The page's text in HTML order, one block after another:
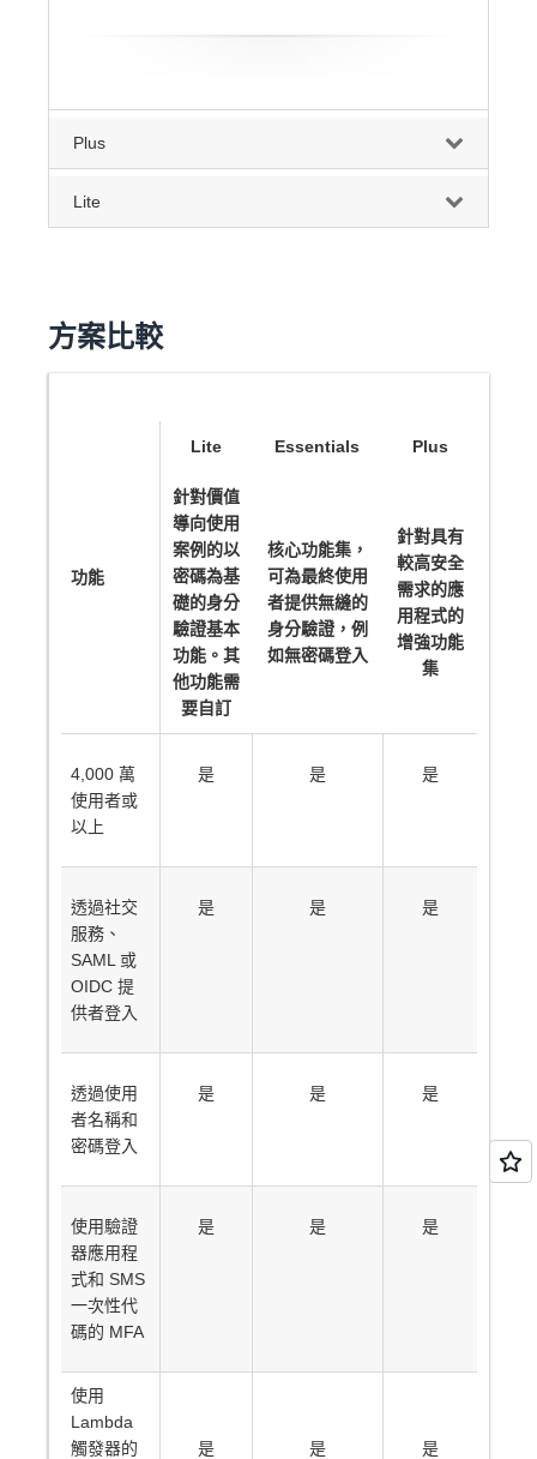
Cognito Essentials MAU 成本
透過 SAML/OIDC 提供者登入的
使用者帳單
Plus
Lite
方案比較
功能
Lite Essentials Plus
針對價值
導向使用
案例的以
密碼為基
礎的身分
驗證基本
功能。其
他功能需
要自訂
核心功能集，
可為最終使用
者提供無縫的
身分驗證，例
如無密碼登入
針對具有
較高安全
需求的應
用程式的
增強功能
集
4,000 萬
使用者或
以上
是 是 是
透過社交
服務、
SAML 或
OIDC 提
供者登入
是 是 是
透過使用
者名稱和
密碼登入
是 是 是
使用驗證
器應用程
式和 SMS
一次性代
碼的 MFA
是 是 是
使用
Lambda
觸發器的
是 是 是